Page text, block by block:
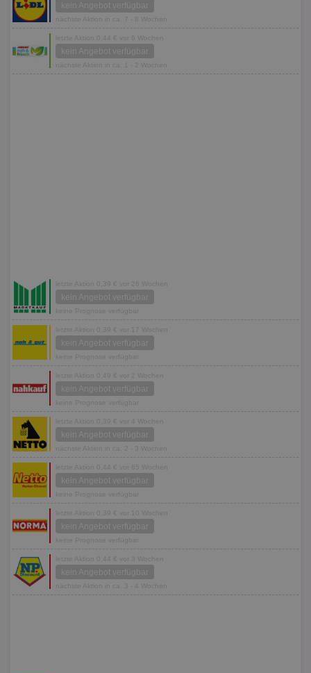
kein Angebot verfügbar
nächste Aktion in ca. 7 - 8 Wochen
letzte Aktion 0,44 € vor 6 Wochen
kein Angebot verfügbar
nächste Aktion in ca. 1 - 2 Wochen
letzte Aktion 0,39 € vor 26 Wochen
kein Angebot verfügbar
keine Prognose verfügbar
letzte Aktion 0,39 € vor 17 Wochen
kein Angebot verfügbar
keine Prognose verfügbar
letzte Aktion 0,49 € vor 2 Wochen
kein Angebot verfügbar
keine Prognose verfügbar
letzte Aktion 0,39 € vor 4 Wochen
kein Angebot verfügbar
nächste Aktion in ca. 2 - 3 Wochen
letzte Aktion 0,44 € vor 65 Wochen
kein Angebot verfügbar
keine Prognose verfügbar
letzte Aktion 0,39 € vor 10 Wochen
kein Angebot verfügbar
keine Prognose verfügbar
letzte Aktion 0,44 € vor 3 Wochen
kein Angebot verfügbar
nächste Aktion in ca. 3 - 4 Wochen